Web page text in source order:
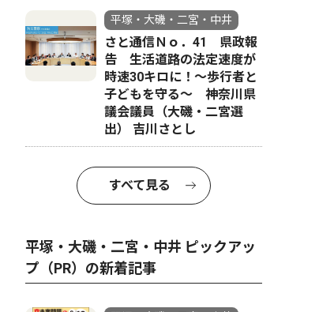
平塚・大磯・二宮・中井
さと通信Ｎｏ．41 県政報
告 生活道路の法定速度が
時速30キロに！〜歩行者と
子どもを守る〜 神奈川県
議会議員（大磯・二宮選
出） 吉川さとし
すべて見る
平塚・大磯・二宮・中井 ピックアッ
プ（PR）の新着記事